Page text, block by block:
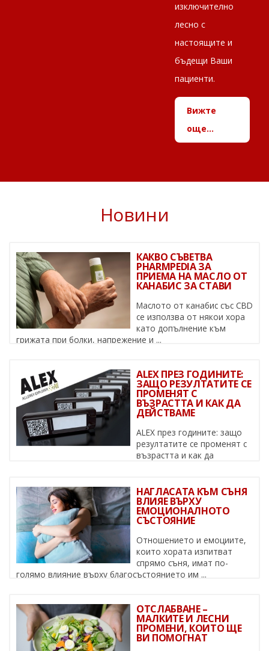
изключително
лесно с
настоящите и
бъдещи Ваши
пациенти.
Вижте
още...
Новини
КАКВО СЪВЕТВА
PHARMPEDIA ЗА
ПРИЕМА НА МАСЛО ОТ
КАНАБИС ЗА СТАВИ
Маслото от канабис със CBD
се използва от някои хора
като допълнение към
грижата при болки, напрежение и ...
ALEX ПРЕЗ ГОДИНИТЕ:
ЗАЩО РЕЗУЛТАТИТЕ СЕ
ПРОМЕНЯТ С
ВЪЗРАСТТА И КАК ДА
ДЕЙСТВАМЕ
ALEX през годините: защо
резултатите се променят с
възрастта и как да
НАГЛАСАТА КЪМ СЪНЯ
ВЛИЯЕ ВЪРХУ
ЕМОЦИОНАЛНОТО
СЪСТОЯНИЕ
Отношението и емоциите,
които хората изпитват
спрямо съня, имат по-
голямо влияние върху благосъстоянието им ...
ОТСЛАБВАНЕ –
МАЛКИТЕ И ЛЕСНИ
ПРОМЕНИ, КОИТО ЩЕ
ВИ ПОМОГНАТ